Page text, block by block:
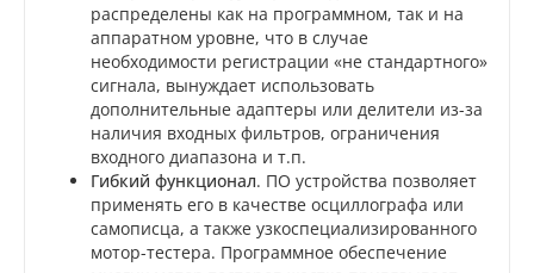
распределены как на программном, так и на
аппаратном уровне, что в случае
необходимости регистрации «не стандартного»
сигнала, вынуждает использовать
дополнительные адаптеры или делители из-за
наличия входных фильтров, ограничения
входного диапазона и т.п.
Гибкий функционал. ПО устройства позволяет
применять его в качестве осциллографа или
самописца, а также узкоспециализированного
мотор-тестера. Программное обеспечение